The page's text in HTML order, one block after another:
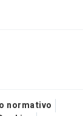
normativo